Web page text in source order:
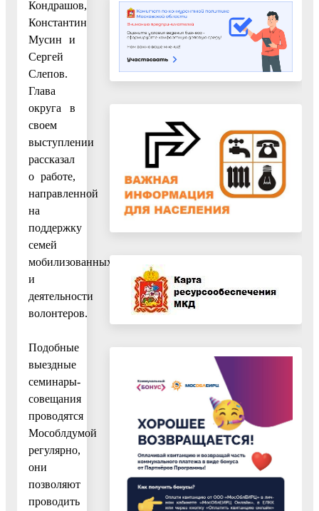
Кондрашов,
Константин
Мусин и
Сергей
Слепов.
Глава
округа в
своем
выступлении
рассказал
о работе,
направленной
на
поддержку
семей
мобилизованных
и
деятельности
волонтеров.
Подобные
выездные
семинары-
совещания
проводятся
Мособлдумой
регулярно,
они
позволяют
проводить